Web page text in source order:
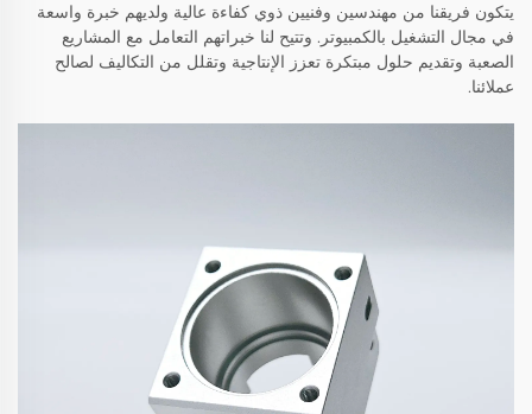
يتكون فريقنا من مهندسين وفنيين ذوي كفاءة عالية ولديهم خبرة واسعة
في مجال التشغيل بالكمبيوتر. وتتيح لنا خبراتهم التعامل مع المشاريع
الصعبة وتقديم حلول مبتكرة تعزز الإنتاجية وتقلل من التكاليف لصالح
عملائنا.